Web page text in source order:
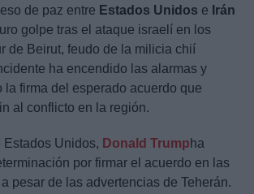
de paz entre Estados Unidos e Irán
golpe tras el ataque israelí en los
de Beirut, feudo de la milicia chií
ha encendido las alarmas y
la firma del esperado acuerdo que
al conflicto en la región.
Estados Unidos, Donald Trump ha
por firmar el acuerdo en las
pesar de las advertencias de Teherán.